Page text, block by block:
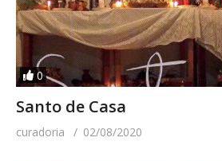
0
Santo de Casa
curadoria 02/08/2020